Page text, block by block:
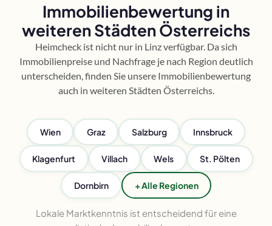
Immobilienbewertung in
weiteren Städten Österreichs
Heimcheck ist nicht nur in Linz verfügbar. Da sich
Immobilienpreise und Nachfrage je nach Region deutlich
unterscheiden, finden Sie unsere Immobilienbewertung
auch in weiteren Städten Österreichs.
Wien Graz Salzburg Innsbruck
Klagenfurt Villach Wels St. Pölten
Dornbirn + Alle Regionen
Lokale Marktkenntnis ist entscheidend für eine